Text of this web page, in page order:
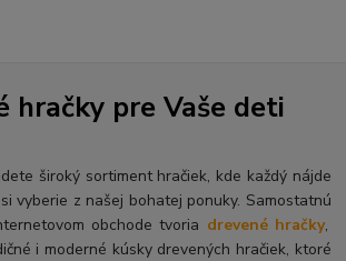
hračky pre Vaše deti
široký sortiment hračiek, kde každý nájde
vyberie z našej bohatej ponuky. Samostatnú
obchode tvoria drevené hračky,
i moderné kúsky drevených hračiek, ktoré